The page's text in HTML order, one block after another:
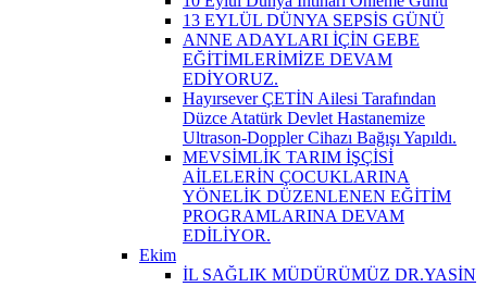
13 EYLÜL DÜNYA SEPSİS GÜNÜ
ANNE ADAYLARI İÇİN GEBE
EĞİTİMLERİMİZE DEVAM
EDİYORUZ.
Hayırsever ÇETİN Ailesi Tarafından
Düzce Atatürk Devlet Hastanemize
Ultrason-Doppler Cihazı Bağışı Yapıldı.
MEVSİMLİK TARIM İŞÇİSİ
AİLELERİN ÇOCUKLARINA
YÖNELİK DÜZENLENEN EĞİTİM
PROGRAMLARINA DEVAM
EDİLİYOR.
Ekim
İL SAĞLIK MÜDÜRÜMÜZ DR.YASİN